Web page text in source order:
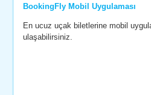
BookingFly Mobil Uygulaması
En ucuz uçak biletlerine mobil
ulaşabilirsiniz.